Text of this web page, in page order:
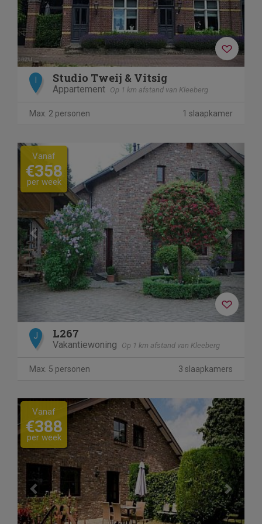
Studio Tweij & Vitsig
Appartement Op 1 km afstand van Kleeberg
Max. 2 personen 1 slaapkamer
Previous Next
Vanaf
€358
per week
J L267
Vakantiewoning Op 1 km afstand van Kleeberg
Max. 5 personen 3 slaapkamers
Previous Next
Vanaf
€388
per week